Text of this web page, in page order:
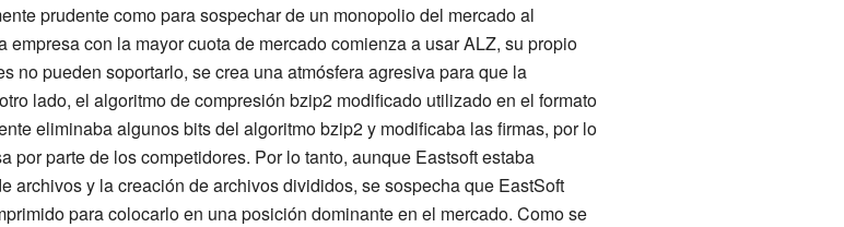
prudente como para sospechar de un monopolio del mercado al
con la mayor cuota de mercado comienza a usar ALZ, su propio
no pueden soportarlo, se crea una atmósfera agresiva para que la
lado, el algoritmo de compresión bzip2 modificado utilizado en el formato
eliminaba algunos bits del algoritmo bzip2 y modificaba las firmas, por lo
parte de los competidores. Por lo tanto, aunque Eastsoft estaba
archivos y la creación de archivos divididos, se sospecha que EastSoft
para colocarlo en una posición dominante en el mercado. Como se